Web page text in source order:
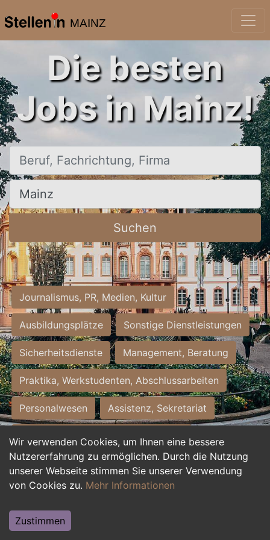
MAINZ
Wir verwenden Cookies, um Ihnen eine bessere
Nutzererfahrung zu ermöglichen. Durch die Nutzung
unserer Webseite stimmen Sie unserer Verwendung
von Cookies zu. Mehr Informationen
Zustimmen
Die besten
Jobs in Mainz!
Beruf, Fachrichtung, Firma
Ort, Stadt
Suchen
Journalismus, PR, Medien, Kultur
Ausbildungsplätze Sonstige Dienstleistungen
Sicherheitsdienste Management, Beratung
Praktika, Werkstudenten, Abschlussarbeiten
Personalwesen Assistenz, Sekretariat
Hilfskräfte, Aushilfs- und Nebenjobs
Einkauf, Logistik, Materialwirtschaft
Weiterbildung, Studium, duale Ausbildung
Tourismus